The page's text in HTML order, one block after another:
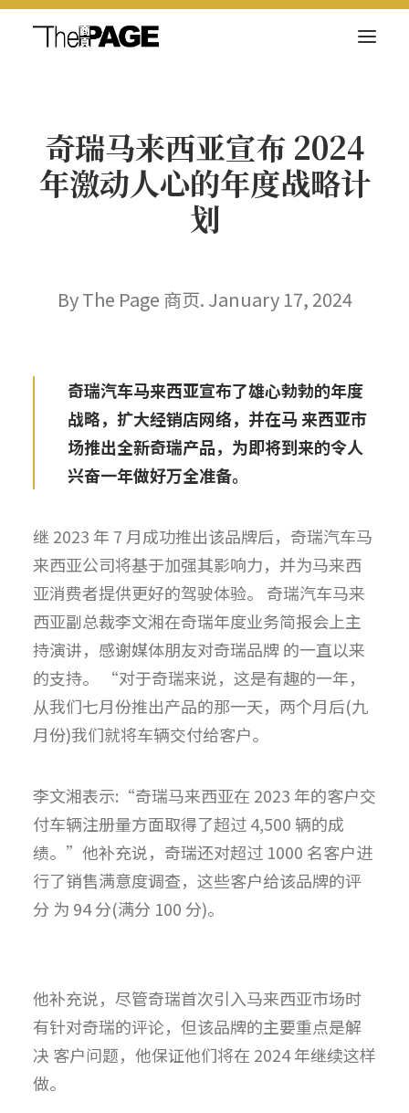
新闻内容
商页菁英
奇瑞马来西亚宣布 2024
年激动人心的年度战略计
划
By The Page 商页. January 17, 2024
奇瑞汽车马来西亚宣布了雄心勃勃的年度
战略，扩大经销店网络，并在马 来西亚市
场推出全新奇瑞产品，为即将到来的令人
兴奋一年做好万全准备。
继 2023 年 7 月成功推出该品牌后，奇瑞汽车马
来西亚公司将基于加强其影响力，并为马来西
亚消费者提供更好的驾驶体验。 奇瑞汽车马来
西亚副总裁李文湘在奇瑞年度业务简报会上主
持演讲，感谢媒体朋友对奇瑞品牌 的一直以来
的支持。 “对于奇瑞来说，这是有趣的一年，
从我们七月份推出产品的那一天，两个月后(九
月份)我们就将车辆交付给客户。
李文湘表示:“奇瑞马来西亚在 2023 年的客户交
付车辆注册量方面取得了超过 4,500 辆的成
绩。”他补充说，奇瑞还对超过 1000 名客户进
行了销售满意度调查，这些客户给该品牌的评
分 为 94 分(满分 100 分)。
他补充说，尽管奇瑞首次引入马来西亚市场时
有针对奇瑞的评论，但该品牌的主要重点是解
决 客户问题，他保证他们将在 2024 年继续这样
做。